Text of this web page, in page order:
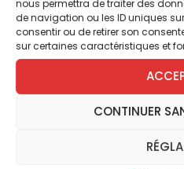
nous permettra de traiter des
de navigation ou les ID uniques
consentir ou de retirer son
sur certaines caractéristiques et
CONTINUER
qu’elle finira elle aussi
« C’est notre Mère
travers la figure de
t’accompagne (…) ton